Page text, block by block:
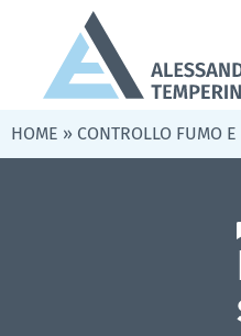
HOME » CONTROLLO FUMO E